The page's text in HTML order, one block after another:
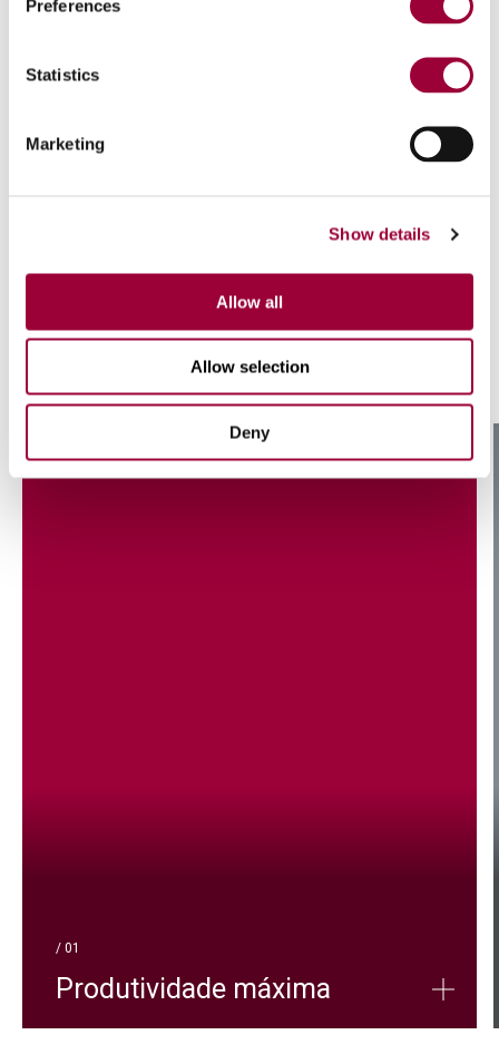
Preferences
Statistics
Marketing
Show details
Allow all
Allow selection
Deny
As caraterísticas que
Skiving
/ 01
Produtividade máxima